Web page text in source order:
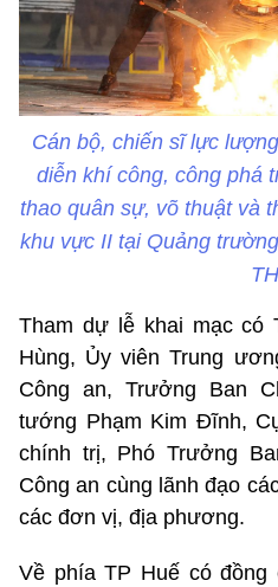
Cán bộ, chiến sĩ lực
diễn khí công, công phá
thao quân sự, võ thuật và
khu vực II tại Quảng
TH
Tham dự lễ khai mạc có
Hùng, Ủy viên Trung
Công an, Trưởng Ban
tướng Phạm Kim Đĩnh,
chính trị, Phó Trưởng
Công an cùng lãnh đạo
các đơn vị, địa phương.
Về phía TP Huế có đồng